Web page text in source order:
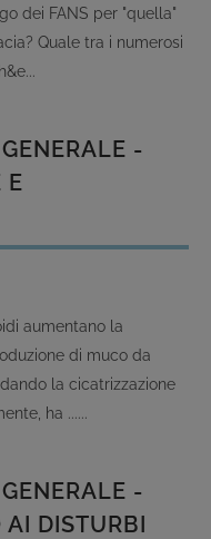
dei FANS per "quella"
Quale tra i numerosi
-
E
aumentano la
di muco da
la cicatrizzazione
ha ......
-
AI DISTURBI